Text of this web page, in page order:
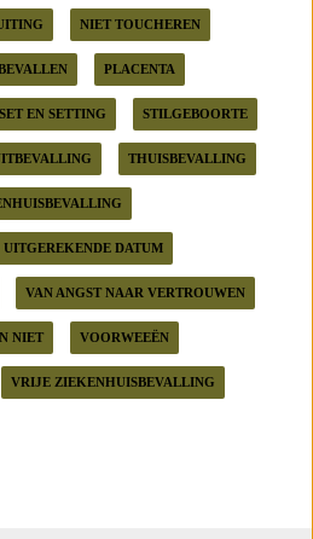
NIET TOUCHEREN
PLACENTA
SET EN SETTING STILGEBOORTE
THUISBEVALLING
UITGEREKENDE DATUM
VAN ANGST NAAR VERTROUWEN
NIET VOORWEEËN
VRIJE ZIEKENHUISBEVALLING